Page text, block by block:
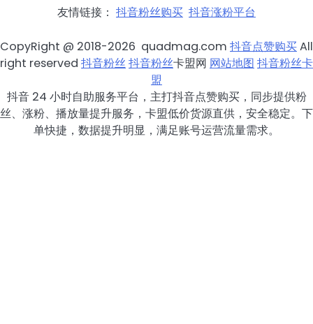
友情链接： 抖音粉丝购买 抖音涨粉平台
CopyRight @ 2018-2026 quadmag.com 抖音点赞购买All
right reserved 抖音粉丝 抖音粉丝卡盟网 网站地图 抖音粉丝卡
盟
抖音 24 小时自助服务平台，主打抖音点赞购买，同步提供粉
丝、涨粉、播放量提升服务，卡盟低价货源直供，安全稳定。下
单快捷，数据提升明显，满足账号运营流量需求。